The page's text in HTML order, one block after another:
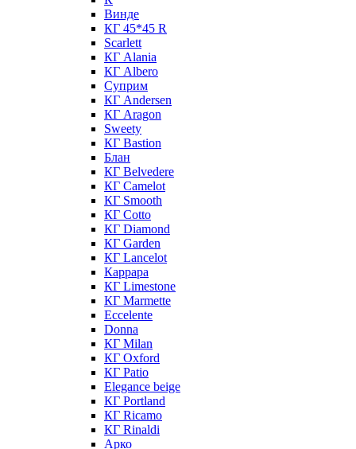
Винде
КГ 45*45 R
Scarlett
КГ Alania
КГ Albero
Суприм
КГ Andersen
КГ Aragon
Sweety
КГ Bastion
Блан
КГ Belvedere
КГ Camelot
КГ Smooth
КГ Cotto
КГ Diamond
КГ Garden
КГ Lancelot
Каррара
КГ Limestone
КГ Marmette
Eccelente
Donna
КГ Milan
КГ Oxford
КГ Patio
Elegance beige
КГ Portland
КГ Ricamo
КГ Rinaldi
Арко